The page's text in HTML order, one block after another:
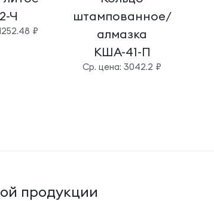
Ч
₽
штампованное/
алмазка
КША-41-П
Cр. цена: 3042.2 ₽
продукции